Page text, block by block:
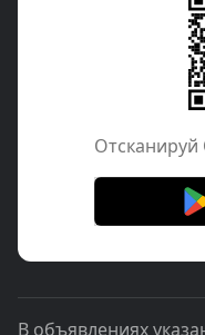
Отcканируй
В объявлениях